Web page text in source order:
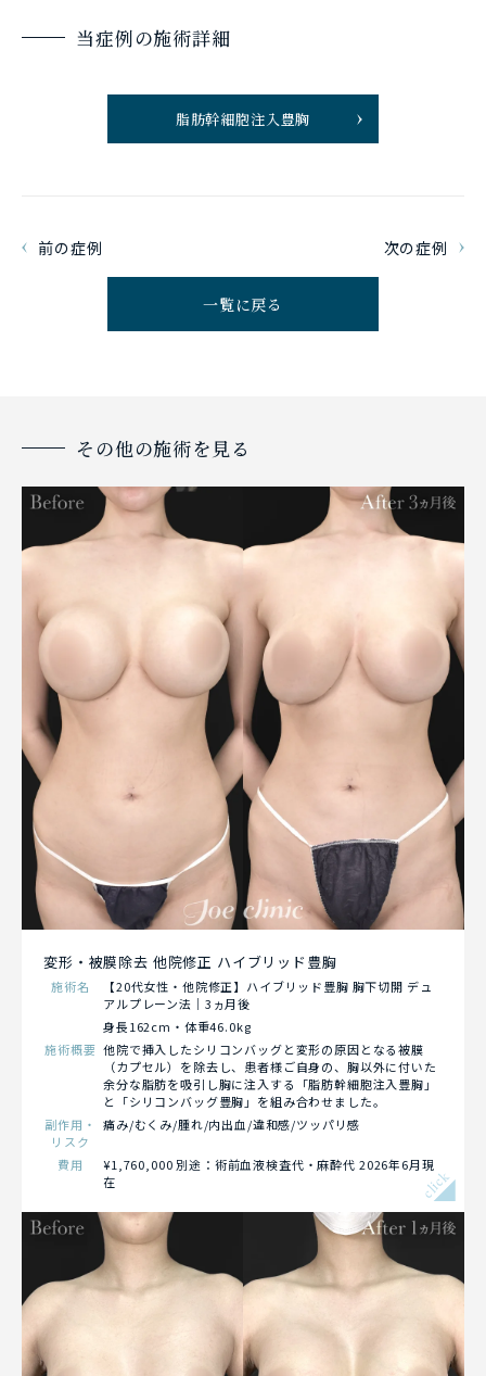
当症例の施術詳細
脂肪幹細胞注入豊胸
前の症例 次の症例
一覧に戻る
その他の施術を見る
変形・被膜除去 他院修正 ハイブリッド豊胸
施術名
【20代女性・他院修正】ハイブリッド豊胸 胸下切開 デュ
アルプレーン法｜3ヵ月後
身長162cm・体重46.0kg
施術概要 他院で挿入したシリコンバッグと変形の原因となる被膜
（カプセル）を除去し、患者様ご自身の、胸以外に付いた
余分な脂肪を吸引し胸に注入する「脂肪幹細胞注入豊胸」
と「シリコンバッグ豊胸」を組み合わせました。
副作用・
リスク
痛み/むくみ/腫れ/内出血/違和感/ツッパリ感
費用
¥1,760,000 別途：術前血液検査代・麻酔代 2026年6月現
在
click